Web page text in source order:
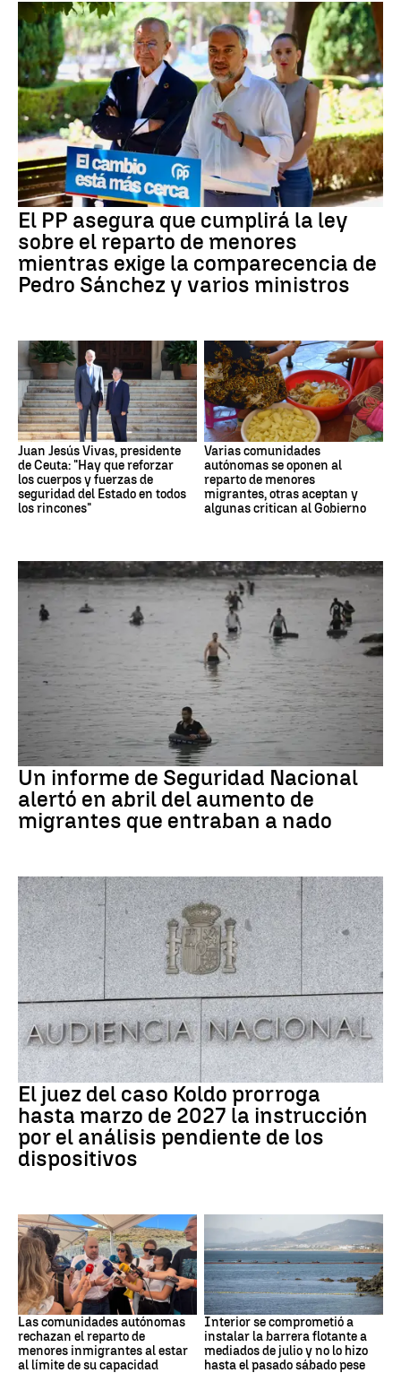
El PP asegura que cumplirá la ley
sobre el reparto de menores
mientras exige la comparecencia de
Pedro Sánchez y varios ministros
Juan Jesús Vivas, presidente
de Ceuta: "Hay que reforzar
los cuerpos y fuerzas de
seguridad del Estado en todos
los rincones"
Varias comunidades
autónomas se oponen al
reparto de menores
migrantes, otras aceptan y
algunas critican al Gobierno
Ceuta
Un informe de Seguridad Nacional
alertó en abril del aumento de
migrantes que entraban a nado
Caso Koldo
El juez del caso Koldo prorroga
hasta marzo de 2027 la instrucción
por el análisis pendiente de los
dispositivos
Crisis Migratoria
Las comunidades autónomas
rechazan el reparto de
menores inmigrantes al estar
al límite de su capacidad
CRISIS MIGRATORIA
Interior se comprometió a
instalar la barrera flotante a
mediados de julio y no lo hizo
hasta el pasado sábado pese